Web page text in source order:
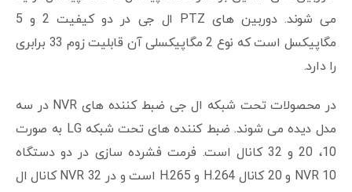
می شوند. دوربین های PTZ ال جی در دو کیفیت 2 و 5
مگاپیکسل است که نوع 2 مگاپیکسلی آن قابلیت زوم 33 برابری
را دارد.
در محصولات تحت شبکه ال جی ضبط کننده های NVR در سه
مدل دیده می شوند. ضبط کننده های تحت شبکه LG به صورت
10، 20 و 32 کانال است. فرمت فشرده سازی در دو دستگاه
NVR 10 و 20 کانال H.264 و H.265 است و در NVR 32 کانال ال